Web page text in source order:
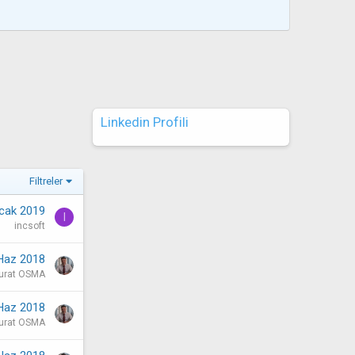
Filtreler
2019
incsoft
2018
OSMA
2018
OSMA
Linkedin Profili